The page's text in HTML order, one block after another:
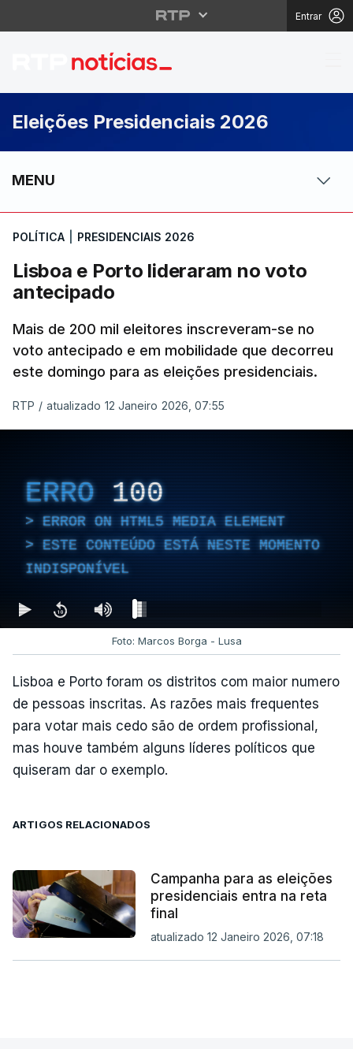
Entrar
Lisboa e Porto
Eleições Presidenciais 2026
MENU
POLÍTICA PRESIDENCIAIS 2026
Lisboa e Porto lideraram no voto
antecipado
Mais de 200 mil eleitores inscreveram-se no
voto antecipado e em mobilidade que decorreu
este domingo para as eleições presidenciais.
RTP / atualizado 12 Janeiro 2026, 07:55
ERRO 100
ERROR ON HTML5 MEDIA ELEMENT
ESTE CONTEÚDO ESTÁ NESTE MOMENTO
INDISPONÍVEL
Foto: Marcos Borga - Lusa
Lisboa e Porto foram os distritos com maior numero
de pessoas inscritas. As razões mais frequentes
para votar mais cedo são de ordem profissional,
mas houve também alguns líderes políticos que
quiseram dar o exemplo.
ARTIGOS RELACIONADOS
Campanha para as eleições
presidenciais entra na reta
final
atualizado 12 Janeiro 2026, 07:18